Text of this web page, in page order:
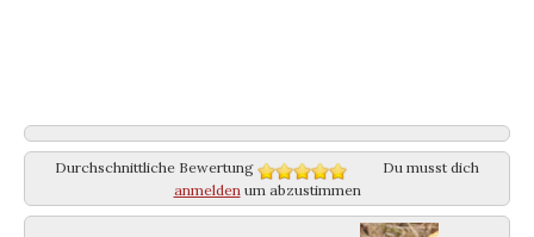
Durchschnittliche Bewertung
Du musst dich
anmelden um abzustimmen